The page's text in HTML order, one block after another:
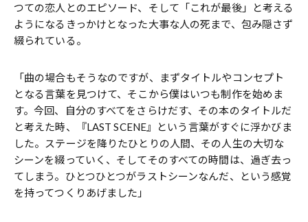
つての恋人とのエピソード、そして「これが最後」と考える
ようになるきっかけとなった大事な人の死まで、包み隠さず
綴られている。
「曲の場合もそうなのですが、まずタイトルやコンセプト
となる言葉を見つけて、そこから僕はいつも制作を始めま
す。今回、自分のすべてをさらけだす、その本のタイトルだ
と考えた時、『LAST SCENE』という言葉がすぐに浮かびま
した。ステージを降りたひとりの人間、その人生の大切な
シーンを綴っていく、そしてそのすべての時間は、過ぎ去っ
てしまう。ひとつひとつがラストシーンなんだ、という感覚
を持ってつくりあげました」